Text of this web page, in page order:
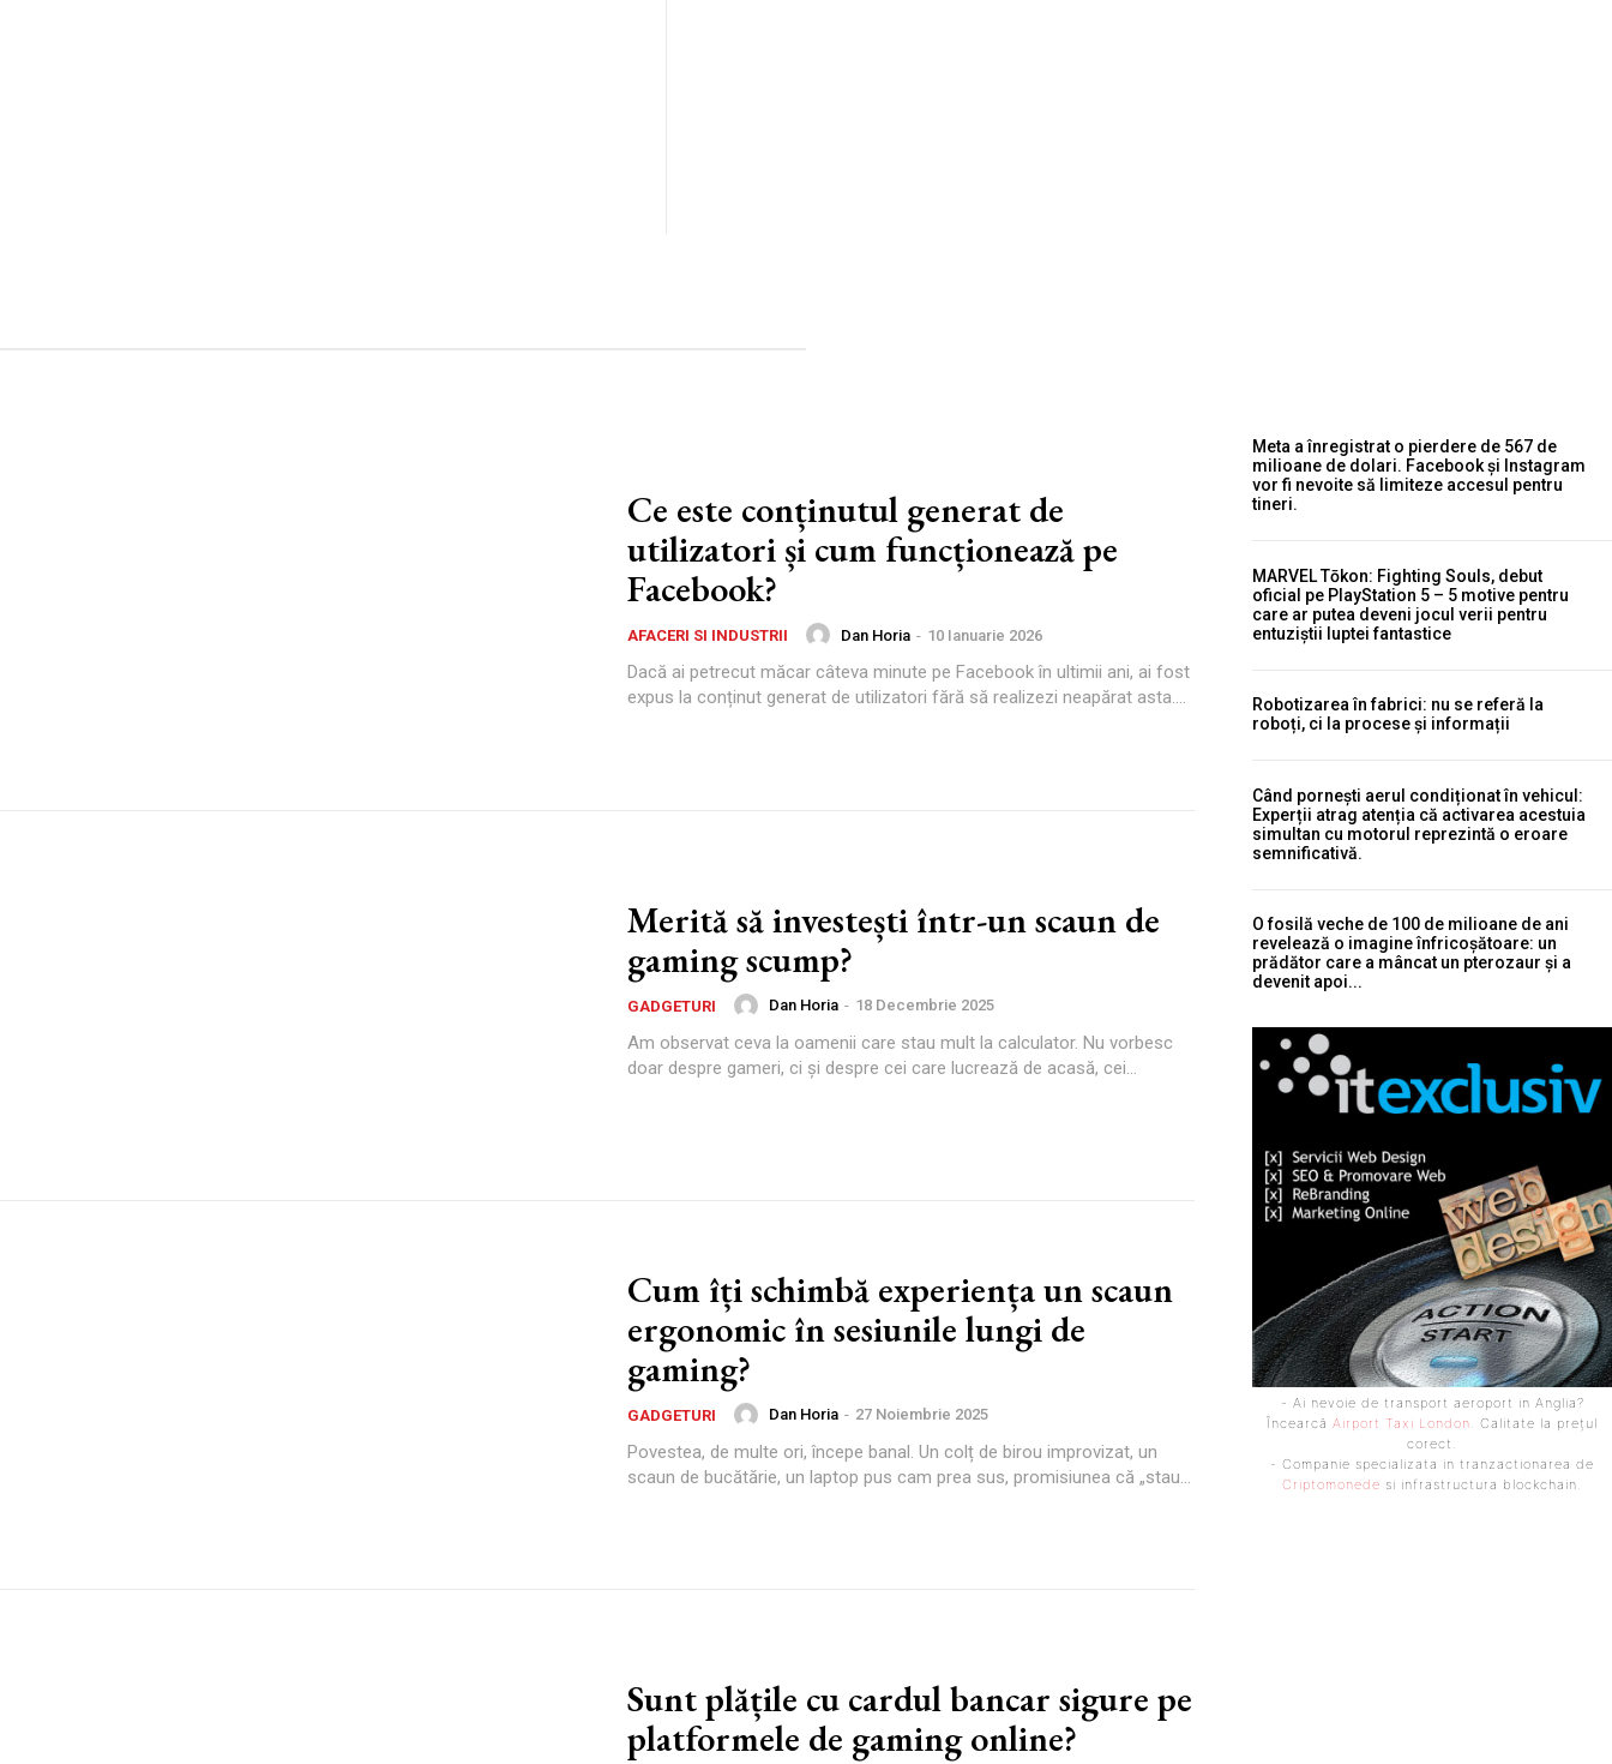
Ce este conținutul generat de
utilizatori și cum funcționează pe
Facebook?
AFACERI SI INDUSTRII Dan Horia - 10 Ianuarie 2026
Dacă ai petrecut măcar câteva minute pe Facebook în ultimii ani, ai fost
expus la conținut generat de utilizatori fără să realizezi neapărat asta....
Merită să investești într-un scaun de
gaming scump?
GADGETURI Dan Horia - 18 Decembrie 2025
Am observat ceva la oamenii care stau mult la calculator. Nu vorbesc
doar despre gameri, ci și despre cei care lucrează de acasă, cei...
Cum îți schimbă experiența un scaun
ergonomic în sesiunile lungi de
gaming?
GADGETURI Dan Horia - 27 Noiembrie 2025
Povestea, de multe ori, începe banal. Un colț de birou improvizat, un
scaun de bucătărie, un laptop pus cam prea sus, promisiunea că „stau...
Sunt plățile cu cardul bancar sigure pe
platformele de gaming online?
Meta a înregistrat o pierdere de 567 de
milioane de dolari. Facebook și Instagram
vor fi nevoite să limiteze accesul pentru
tineri.
MARVEL Tōkon: Fighting Souls, debut
oficial pe PlayStation 5 – 5 motive pentru
care ar putea deveni jocul verii pentru
entuziștii luptei fantastice
Robotizarea în fabrici: nu se referă la
roboți, ci la procese și informații
Când pornești aerul condiționat în vehicul:
Experții atrag atenția că activarea acestuia
simultan cu motorul reprezintă o eroare
semnificativă.
O fosilă veche de 100 de milioane de ani
revelează o imagine înfricoșătoare: un
prădător care a mâncat un pterozaur și a
devenit apoi...
- Ai nevoie de transport aeroport in Anglia?
Încearcă Airport Taxi London. Calitate la prețul
corect.
- Companie specializata in tranzactionarea de
Criptomonede si infrastructura blockchain.